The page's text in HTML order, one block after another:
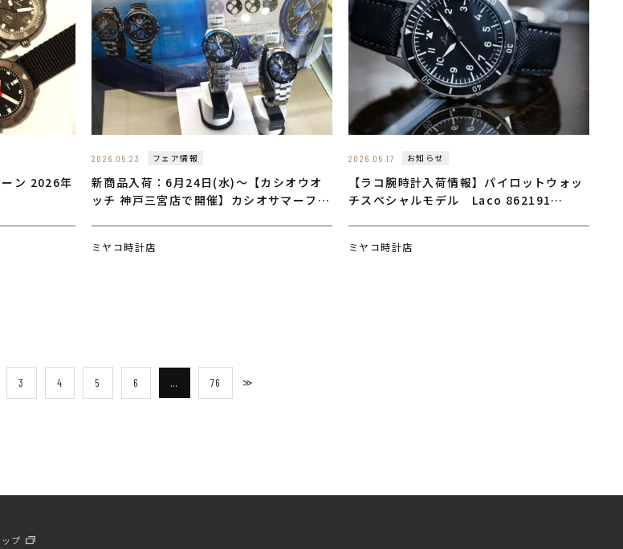
ーン 2026年
2026.05.23 フェア情報
新商品入荷：6月24日(水)～【カシオウオ
ッチ 神戸三宮店で開催】カシオサマーフェ
ミヤコ時計店
2026.05.17 お知らせ
【ラコ腕時計入荷情報】パイロットウォッ
チスペシャルモデル Laco 862191
ミヤコ時計店
3 4 5 6 … 76 ≫
プ